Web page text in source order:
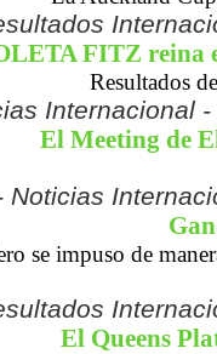
FITZ reina
Resultados
Internacional
El Meeting de
Noticias
se impuso de
El Queens